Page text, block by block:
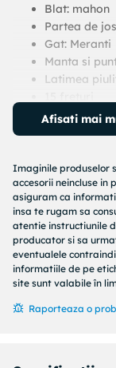
Blat: mahon
Partea de
Gat: Meranti
Manta si
Latimea
Design
Finisaj: por
Culoare:
Afisati mai
Imaginile produselor
accesorii neincluse in
asiguram ca
insa te rugam sa
atentie instructiunile
producator si sa
eventualele
informatiile de pe
site sunt valabile în
Raporteaza o